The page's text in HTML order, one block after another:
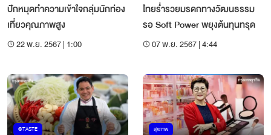
ปักหมุดทำความเข้าใจกลุ่มนักท่อง
เที่ยวคุณภาพสูง
22 พ.ย. 2567 | 1:00
ไทยร่ำรวยมรดกทางวัฒนธรรม
รอ Soft Power พยุงต้นทุนทรุด
07 พ.ย. 2567 | 4:44
@TASTE สุขภาพ